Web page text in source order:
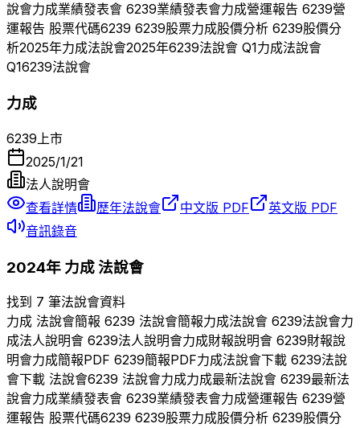
說會力成業績發表會 6239業績發表會力成營運報告 6239營
運報告 股票代碼6239 6239股票力成股價分析 6239股價分
析2025年力成法說會2025年6239法說會 Q1力成法說會
Q16239法說會
力成
6239 上市
2025/1/21
法人說明會
查看詳情
歷年法說會 中文版 PDF
英文版 PDF
音訊錄音
2024年 力成法說會
找到 7 筆法說會資料
力成 法說會簡報 6239 法說會簡報力成法說會 6239法說會力
成法人說明會 6239法人說明會力成財報說明會 6239財報說
明會力成簡報PDF 6239簡報PDF力成法說會下載 6239法說
會下載 法說會6239 法說會力成力成最新法說會 6239最新法
說會力成業績發表會 6239業績發表會力成營運報告 6239營
運報告 股票代碼6239 6239股票力成股價分析 6239股價分